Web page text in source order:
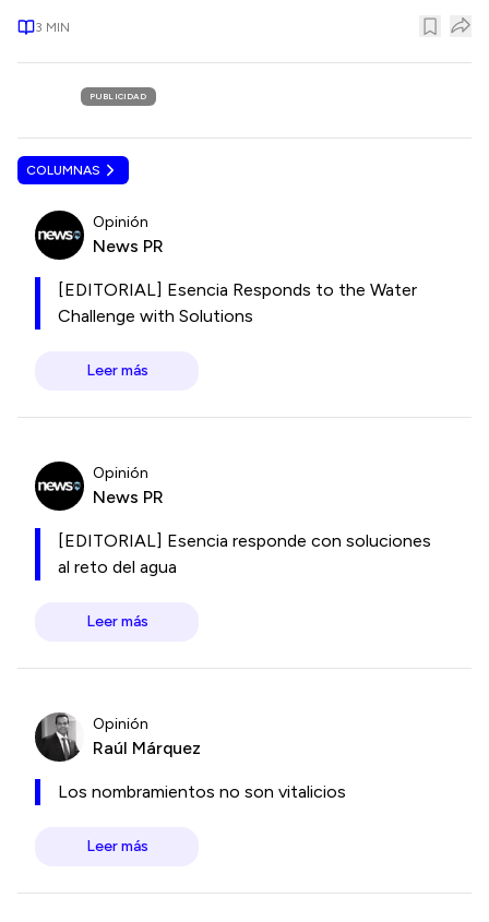
3 MIN
PUBLICIDAD
COLUMNAS
Opinión
News PR
[EDITORIAL] Esencia Responds to the Water
Challenge with Solutions
Leer más
Opinión
News PR
[EDITORIAL] Esencia responde con soluciones
al reto del agua
Leer más
Opinión
Raúl Márquez
Los nombramientos no son vitalicios
Leer más